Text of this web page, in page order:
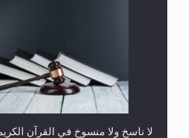
هل يُحسب حول الزكاة وفق السنة
لا ناسخ ولا منسوخ في القرآن